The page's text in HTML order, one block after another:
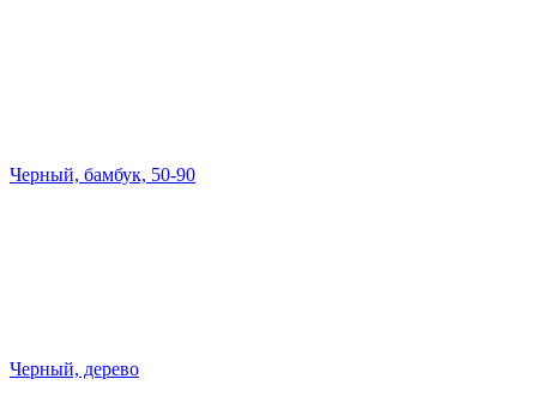
Черный, бамбук, 50-90
Черный, дерево